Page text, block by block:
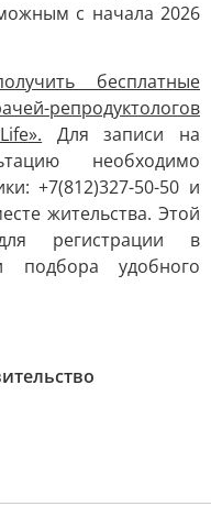
с начала 2026
бесплатные
репродуктологов
Для записи на
необходимо
+7(812)327-50-50 и
жительства. Этой
регистрации в
подбора удобного